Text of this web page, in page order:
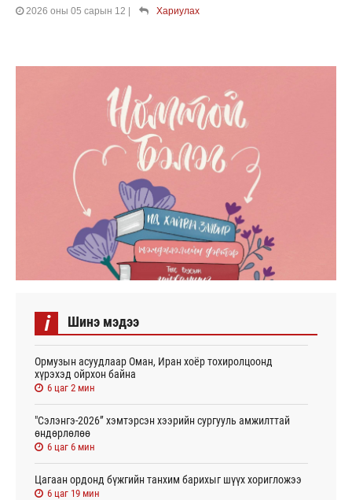
2026 оны 05 сарын 12 Хариулах
i Шинэ мэдээ
Ормузын асуудлаар Оман, Иран хоёр тохиролцоонд
хүрэхэд ойрхон байна
6 цаг 2 мин
"Сэлэнгэ-2026” хэмтэрсэн хээрийн сургууль амжилттай
өндөрлөлөө
6 цаг 6 мин
Цагаан ордонд бүжгийн танхим барихыг шүүх хоригложээ
6 цаг 19 мин